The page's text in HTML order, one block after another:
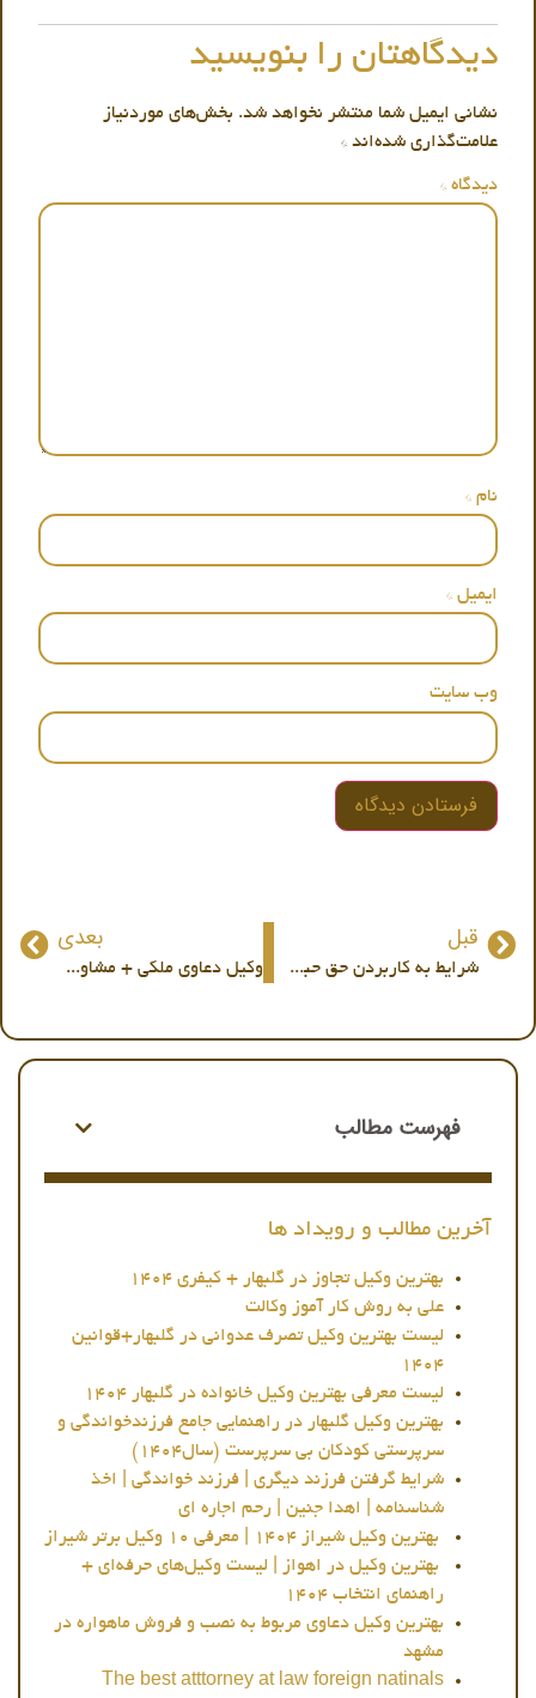
دیدگاهتان را بنویسید
نشانی ایمیل شما منتشر نخواهد شد. بخش‌های موردنیاز
علامت‌گذاری شده‌اند *
دیدگاه *
نام *
ایمیل *
وب‌ سایت
قبل
شرایط به کاربردن حق حبس برای زوجه +مشاوره تلفنی
بعدی
وکیل دعاوی ملکی + مشاوره با وکیل متخصص
فهرست مطالب
آخرین مطالب و رویداد ها
بهترین وکیل تجاوز در گلبهار + کیفری 1404
علی به روش کار آموز وکالت
لیست بهترین وکیل تصرف عدوانی در گلبهار+قوانین
1404
لیست معرفی بهترین وکیل خانواده در گلبهار 1404
بهترین وکیل گلبهار در راهنمایی جامع فرزندخواندگی و
سرپرستی کودکان بی سرپرست (سال1404)
شرایط گرفتن فرزند دیگری | فرزند خواندگی | اخذ
شناسنامه | اهدا جنین | رحم اجاره ای
بهترین وکیل شیراز 1404 | معرفی ۱۰ وکیل برتر شیراز
بهترین وکیل در اهواز | لیست وکیل‌های حرفه‌ای +
راهنمای انتخاب 1404
بهترین وکیل دعاوی مربوط به نصب و فروش ماهواره در
مشهد
The best atttorney at law foreign natinals